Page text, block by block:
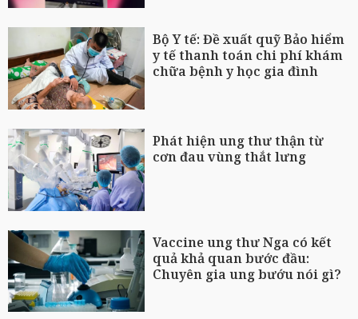
Bộ Y tế: Đề xuất quỹ Bảo hiểm
y tế thanh toán chi phí khám
chữa bệnh y học gia đình
Phát hiện ung thư thận từ
cơn đau vùng thắt lưng
Vaccine ung thư Nga có kết
quả khả quan bước đầu:
Chuyên gia ung bướu nói gì?